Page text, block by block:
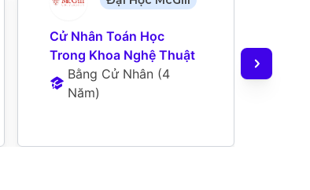
Cử Nhân Toán Học
Trong Khoa Nghệ Thuật
Bằng Cử Nhân (4
Năm)